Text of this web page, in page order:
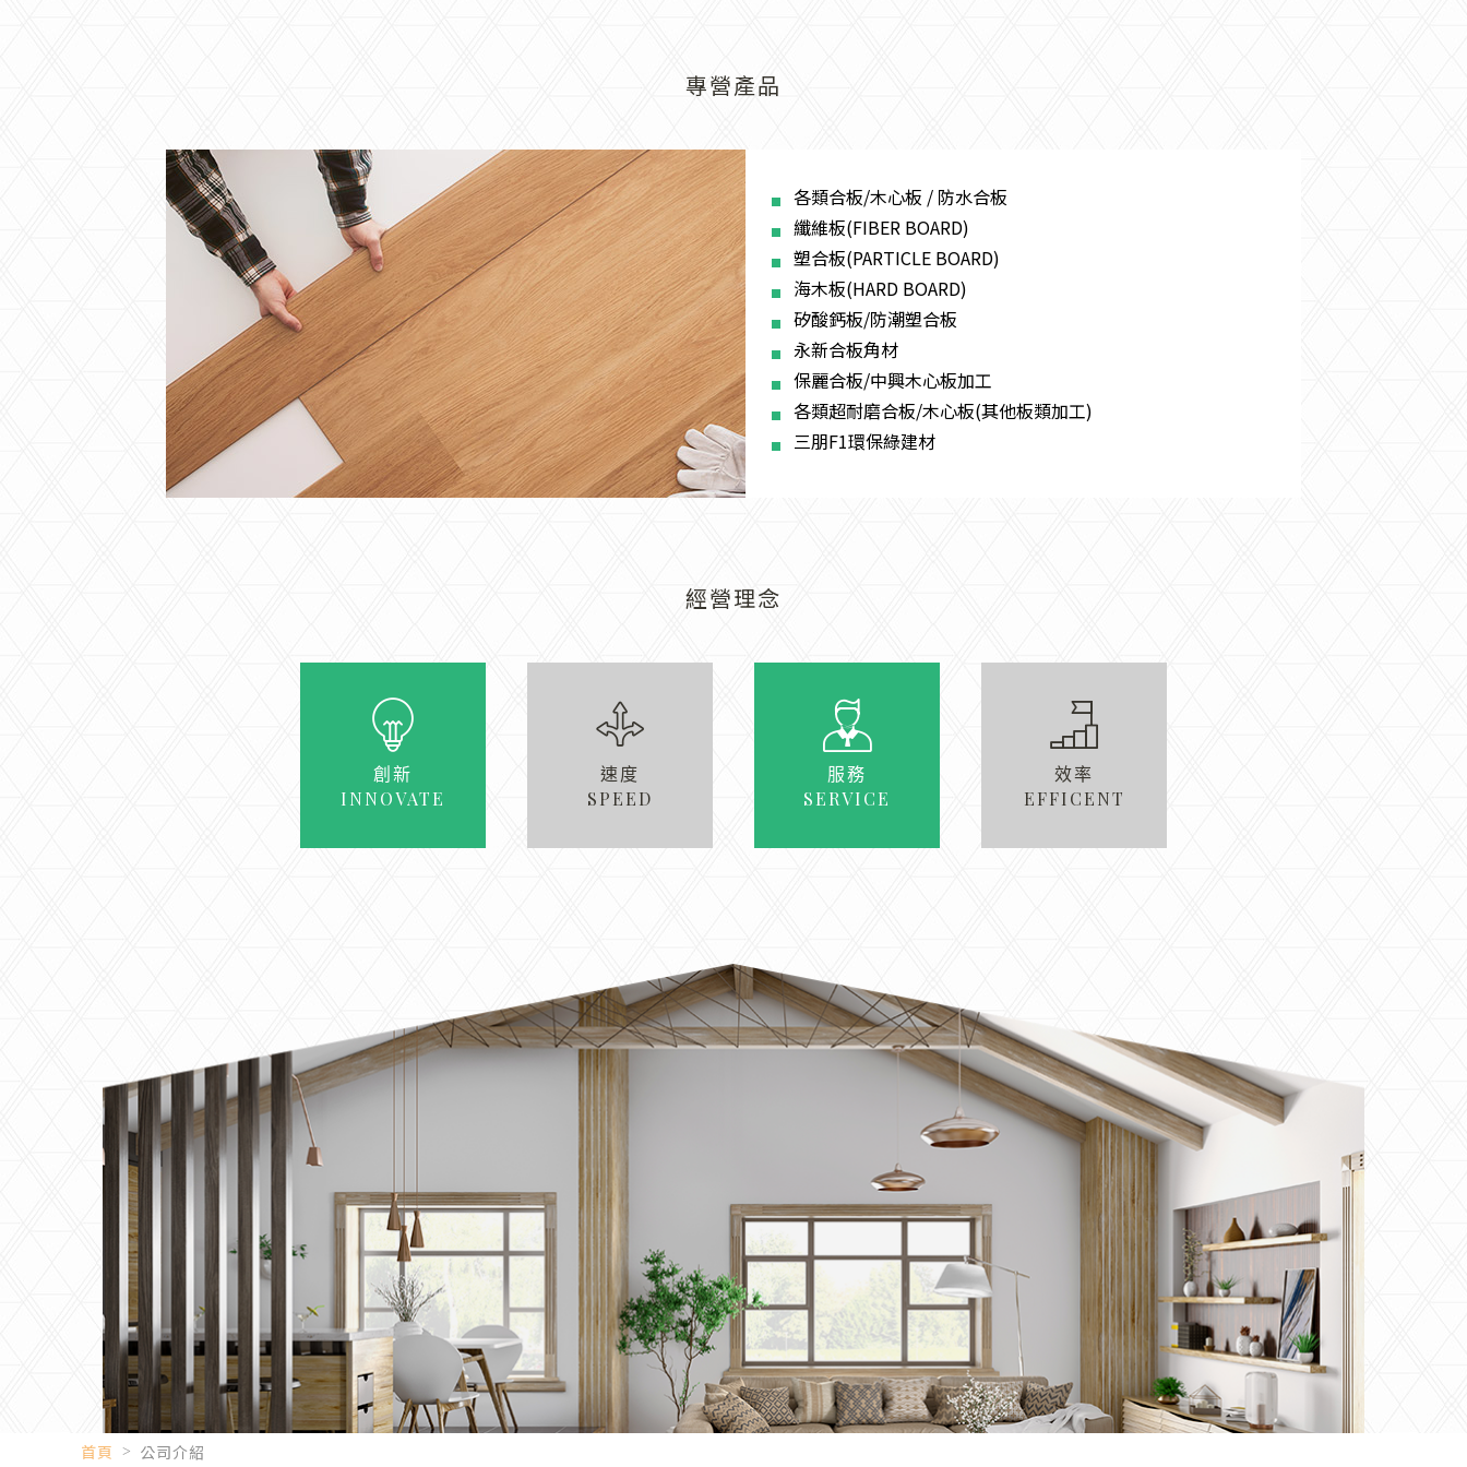
專營產品
各類合板/木心板 / 防水合板
纖維板(FIBER BOARD)
塑合板(PARTICLE BOARD)
海木板(HARD BOARD)
矽酸鈣板/防潮塑合板
永新合板角材
保麗合板/中興木心板加工
各類超耐磨合板/木心板(其他板類加工)
三朋F1環保綠建材
經營理念
創新
INNOVATE
速度
SPEED
服務
SERVICE
效率
EFFICENT
首頁 公司介紹